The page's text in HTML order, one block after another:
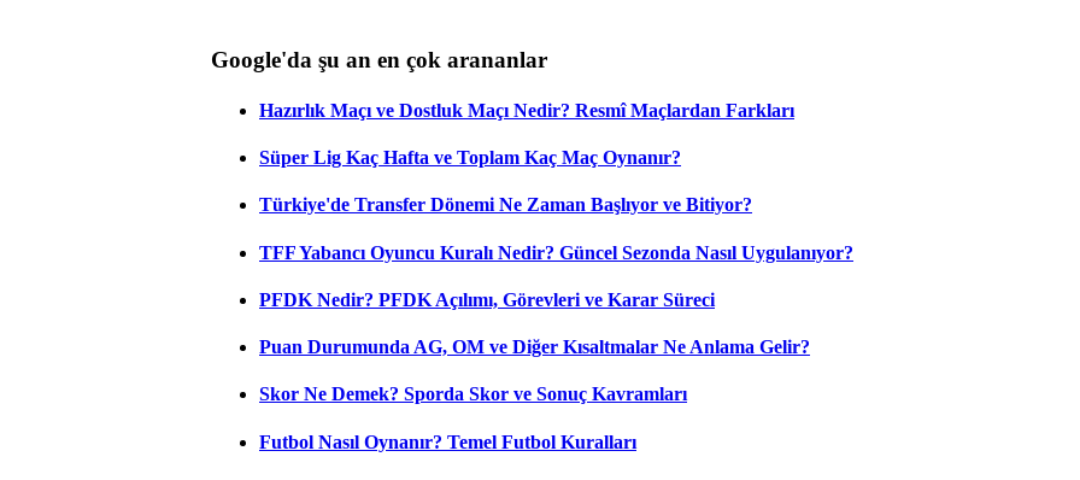
Google'da şu an en çok arananlar
Hazırlık Maçı ve Dostluk Maçı Nedir? Resmî Maçlardan Farkları
Süper Lig Kaç Hafta ve Toplam Kaç Maç Oynanır?
Türkiye'de Transfer Dönemi Ne Zaman Başlıyor ve Bitiyor?
TFF Yabancı Oyuncu Kuralı Nedir? Güncel Sezonda Nasıl Uygulanıyor?
PFDK Nedir? PFDK Açılımı, Görevleri ve Karar Süreci
Puan Durumunda AG, OM ve Diğer Kısaltmalar Ne Anlama Gelir?
Skor Ne Demek? Sporda Skor ve Sonuç Kavramları
Futbol Nasıl Oynanır? Temel Futbol Kuralları